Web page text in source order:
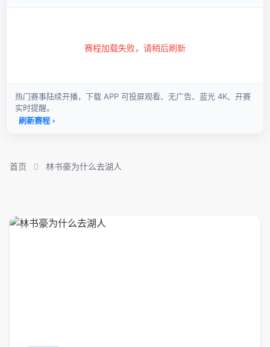
首页 林书豪为什么去湖人